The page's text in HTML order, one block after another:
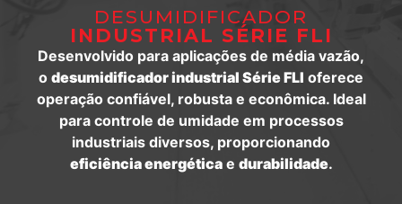
DESUMIDIFICADOR
INDUSTRIAL SÉRIE FLI
Desenvolvido para aplicações de média vazão,
o desumidificador industrial Série FLI oferece
operação confiável, robusta e econômica. Ideal
para controle de umidade em processos
industriais diversos, proporcionando
eficiência energéticae durabilidade.